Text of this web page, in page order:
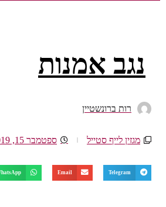
נגב אמנות
רות ברונשטיין
מגזין לייף סטייל ספטמבר 15, 2019
Telegram
Email
WhatsApp